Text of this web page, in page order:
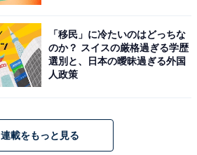
「移民」に冷たいのはどっちな
のか？ スイスの厳格過ぎる学歴
選別と、日本の曖昧過ぎる外国
人政策
連載をもっと見る